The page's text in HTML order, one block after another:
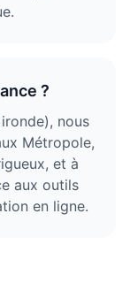
?
nous
Métropole,
et à
aux outils
en ligne.